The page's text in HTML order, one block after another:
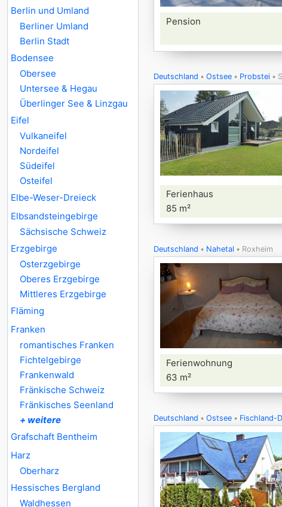
Berlin und Umland
Berliner Umland
Berlin Stadt
Bodensee
Obersee
Untersee & Hegau
Überlinger See & Linzgau
Eifel
Vulkaneifel
Nordeifel
Südeifel
Osteifel
Elbe-Weser-Dreieck
Elbsandsteingebirge
Sächsische Schweiz
Erzgebirge
Osterzgebirge
Oberes Erzgebirge
Mittleres Erzgebirge
Fläming
Franken
romantisches Franken
Fichtelgebirge
Frankenwald
Fränkische Schweiz
Fränkisches Seenland
+ weitere
Grafschaft Bentheim
Harz
Oberharz
Hessisches Bergland
Waldhessen
Pension
Deutschland Ostsee Probstei
Ferienhaus
85 m²
Deutschland Nahetal Roxheim
Ferienwohnung
63 m²
Deutschland Ostsee Fischland-